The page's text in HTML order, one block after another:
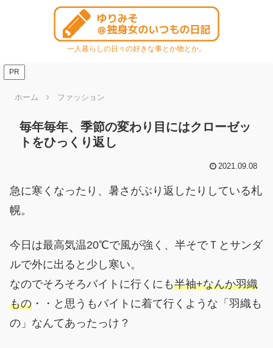
一人暮らしの日々の好きな事とか物とか。
PR
ホーム ファッション
毎年毎年、季節の変わり目にはクローゼッ
トをひっくり返し
2021.09.08
急に寒くなったり、暑さがぶり返したりしている札
幌。
今日は最高気温20℃で風が強く、半そでＴとサンダ
ルで外に出ると少し寒い。
なのでそろそろバイトに行くにも半袖+なんか羽織
もの ・・と思うもバイトに着て行くような「羽織も
の」なんてあったっけ？